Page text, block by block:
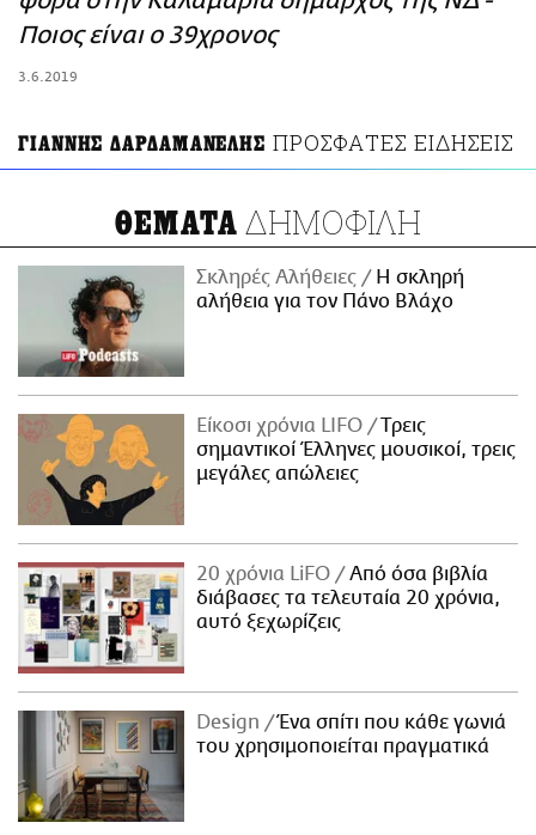
ΑΜΠΑ
Ποιος είναι ο 39χρονος
3.6.2019
ΓΙΑΝΝΗΣ ΔΑΡΔΑΜΑΝΕΛΗΣ ΠΡΟΣΦΑΤΕΣ ΕΙΔΗΣΕΙΣ
ΘΕΜΑΤΑ ΔΗΜΟΦΙΛΗ
Σκληρές Αλήθειες
H σκληρή
αλήθεια για τον Πάνο Βλάχο
Είκοσι χρόνια LIFO
Tρεις
σημαντικοί Έλληνες μουσικοί, τρεις
μεγάλες απώλειες
20 χρόνια LiFO
Από όσα βιβλία
διάβασες τα τελευταία 20 χρόνια,
αυτό ξεχωρίζεις
Design
Ένα σπίτι που κάθε γωνιά
του χρησιμοποιείται πραγματικά